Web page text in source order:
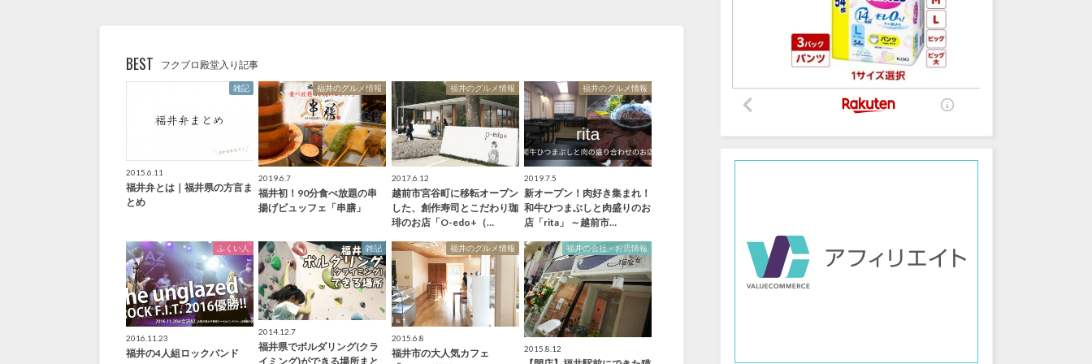
BEST フクブロ殿堂入り記事
雑記
2015.6.11
福井弁とは｜福井県の方言ま
とめ
福井のグルメ情報
2019.6.7
福井初！90分食べ放題の串
揚げビュッフェ「串膳」
福井のグルメ情報
2017.6.12
越前市宮谷町に移転オープン
した、創作寿司とこだわり珈
琲のお店「O-edo+（…
福井のグルメ情報
2019.7.5
新オープン！肉好き集まれ！
和牛ひつまぶしと肉盛りのお
店「rita」 ～越前市…
ふくい人
2016.11.23
福井の4人組ロックバンド
雑記
2014.12.7
福井県でボルダリング(クラ
イミング)ができる場所まと
福井のグルメ情報
2015.6.8
福井市の大人気カフェ
福井の会社・お店情報
2015.8.12